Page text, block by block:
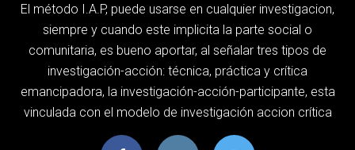
El método I.A.P, puede usarse en cualquier investigacion,
siempre y cuando este implicita la parte social o
comunitaria, es bueno aportar, al señalar tres tipos de
investigación-acción: técnica, práctica y crítica
emancipadora, la investigación-acción-participante, esta
vinculada con el modelo de investigación accion crítica